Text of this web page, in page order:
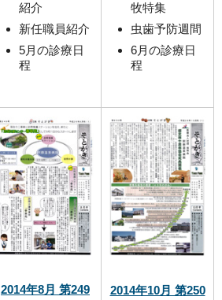
紹介
新任職員紹介
5月の診療日
程
牧特集
虫歯予防週間
6月の診療日
程
2014年8月 第249
2014年10月 第250